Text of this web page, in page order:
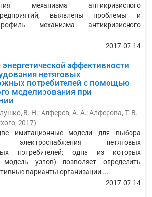
механизма антикризисного
выявлены проблемы и
механизма антикризисного
2017-07-14
эффективности
нетяговых
потребителей с помощью
моделирования при
В. Н.;Алферов, А. А.;Алферова, Т. В.
, 2017)
имитационные модели для выбора
электроснабжения нетяговых
потребителей: одна из которых
модель узлов) позволяет определить
варианты организации ...
2017-07-14